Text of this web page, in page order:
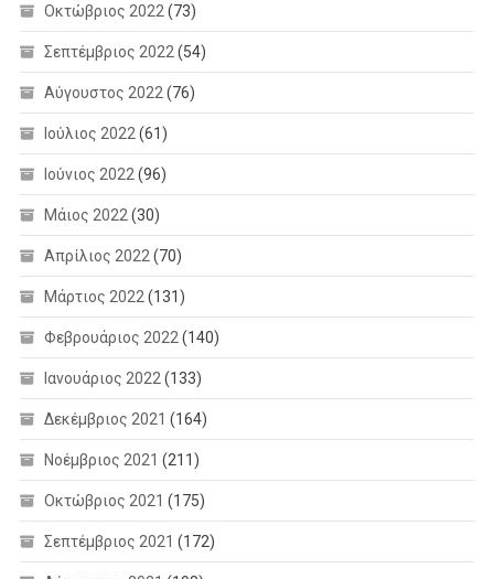
Οκτώβριος 2022 (73)
Σεπτέμβριος 2022 (54)
Αύγουστος 2022 (76)
Ιούλιος 2022 (61)
Ιούνιος 2022 (96)
Μάιος 2022 (30)
Απρίλιος 2022 (70)
Μάρτιος 2022 (131)
Φεβρουάριος 2022 (140)
Ιανουάριος 2022 (133)
Δεκέμβριος 2021 (164)
Νοέμβριος 2021 (211)
Οκτώβριος 2021 (175)
Σεπτέμβριος 2021 (172)